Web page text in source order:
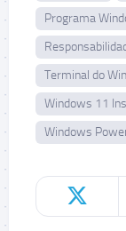
Programa
Terminal do
Windows 11
Windows